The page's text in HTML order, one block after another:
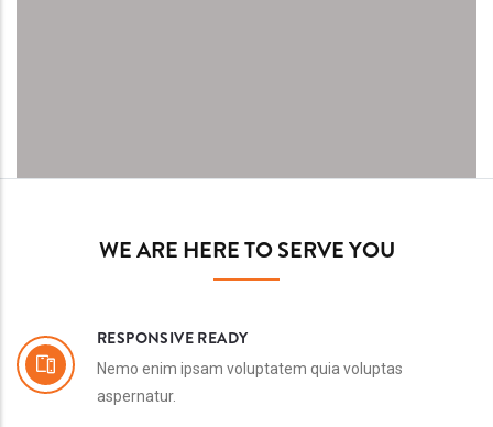
WE ARE HERE TO SERVE YOU
RESPONSIVE READY
Nemo enim ipsam voluptatem quia voluptas
aspernatur.